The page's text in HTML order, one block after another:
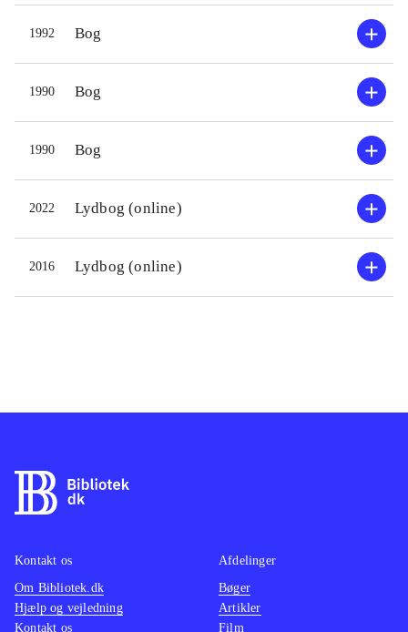
1992 Bog
1990 Bog
1990 Bog
2022 Lydbog (online)
2016 Lydbog (online)
Kontakt os
Om Bibliotek.dk
Hjælp og vejledning
Kontakt os
Afdelinger
Bøger
Artikler
Film